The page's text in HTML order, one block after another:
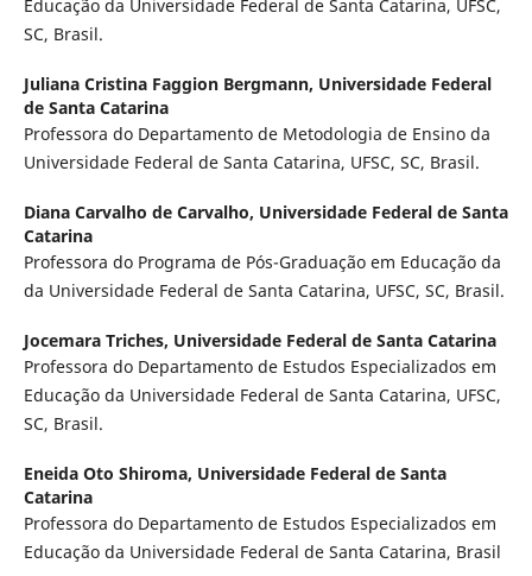
Educação da Universidade Federal de Santa Catarina, UFSC,
SC, Brasil.
Juliana Cristina Faggion Bergmann, Universidade Federal
de Santa Catarina
Professora do Departamento de Metodologia de Ensino da
Universidade Federal de Santa Catarina, UFSC, SC, Brasil.
Diana Carvalho de Carvalho, Universidade Federal de Santa
Catarina
Professora do Programa de Pós-Graduação em Educação da
da Universidade Federal de Santa Catarina, UFSC, SC, Brasil.
Jocemara Triches, Universidade Federal de Santa Catarina
Professora do Departamento de Estudos Especializados em
Educação da Universidade Federal de Santa Catarina, UFSC,
SC, Brasil.
Eneida Oto Shiroma, Universidade Federal de Santa
Catarina
Professora do Departamento de Estudos Especializados em
Educação da Universidade Federal de Santa Catarina, Brasil